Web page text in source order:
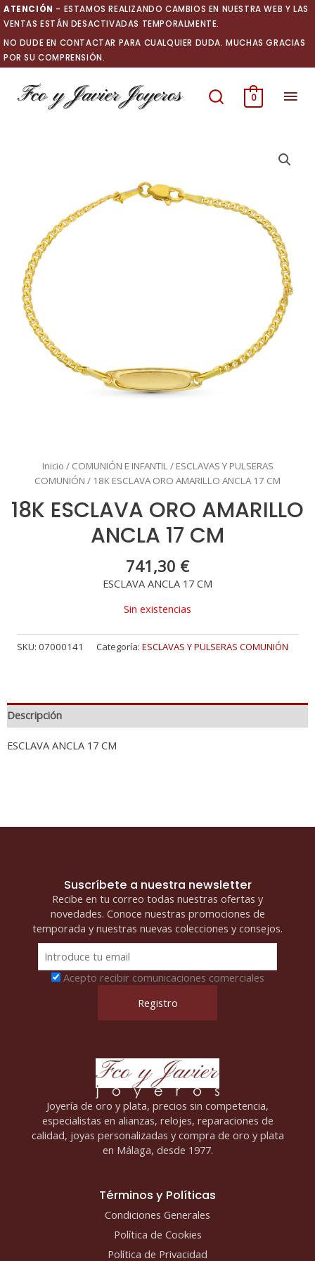
Ir
al
contenido
ATENCIÓN - ESTAMOS REALIZANDO CAMBIOS EN NUESTRA WEB Y LAS
VENTAS ESTÁN DESACTIVADAS TEMPORALMENTE.
NO DUDE EN CONTACTAR PARA CUALQUIER DUDA. MUCHAS GRACIAS
POR SU COMPRENSIÓN.
0
Inicio / COMUNIÓN E INFANTIL / ESCLAVAS Y PULSERAS
COMUNIÓN / 18K ESCLAVA ORO AMARILLO ANCLA 17 CM
18K ESCLAVA ORO AMARILLO
ANCLA 17 CM
741,30 €
ESCLAVA ANCLA 17 CM
Sin existencias
SKU: 07000141 Categoría: ESCLAVAS Y PULSERAS COMUNIÓN
Descripción
ESCLAVA ANCLA 17 CM
Suscríbete a nuestra newsletter
Recibe en tu correo todas nuestras ofertas y
novedades. Conoce nuestras promociones de
temporada y nuestras nuevas colecciones y consejos.
Acepto recibir comunicaciones comerciales
Joyería de oro y plata, precios sin competencia,
especialistas en alianzas, relojes, reparaciones de
calidad, joyas personalizadas y compra de oro y plata
en Málaga, desde 1977.
Términos y Políticas
Condiciones Generales
Política de Cookies
Política de Privacidad